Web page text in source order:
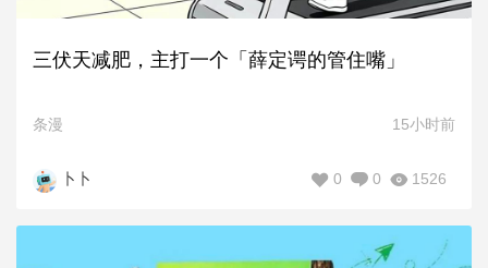
三伏天减肥，主打一个「薛定谔的管住嘴」
条漫 15小时前
卜卜 1526
0
0